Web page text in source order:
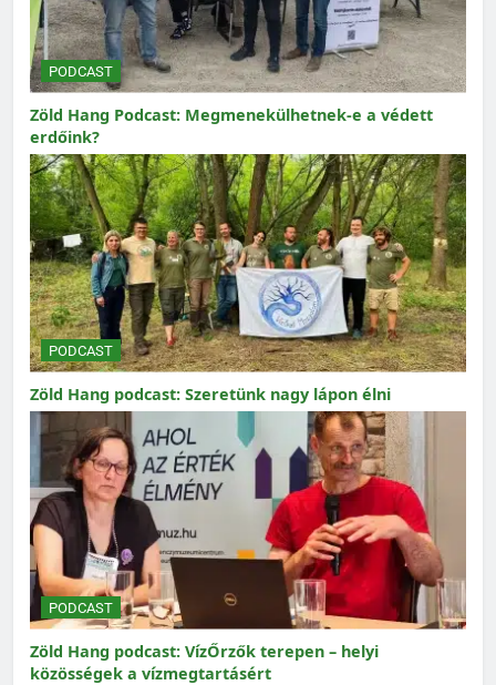
PODCAST
Zöld Hang Podcast: Megmenekülhetnek-e a védett
erdőink?
PODCAST
Zöld Hang podcast: Szeretünk nagy lápon élni
PODCAST
Zöld Hang podcast: VízŐrzők terepen – helyi
közösségek a vízmegtartásért